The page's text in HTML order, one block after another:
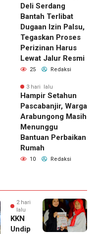
Deli Serdang
Bantah Terlibat
Dugaan Izin Palsu,
Tegaskan Proses
Perizinan Harus
Lewat Jalur Resmi
25 Redaksi
3 hari lalu
Hampir Setahun
Pascabanjir, Warga
Arabungong Masih
Menunggu
Bantuan Perbaikan
Rumah
10 Redaksi
2 hari
lalu
KKN
Undip